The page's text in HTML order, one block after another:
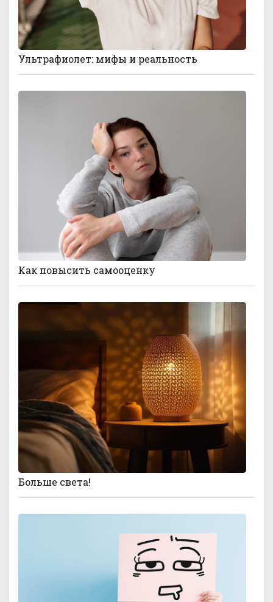
Ультрафиолет: мифы и реальность
Как повысить самооценку
Больше света!